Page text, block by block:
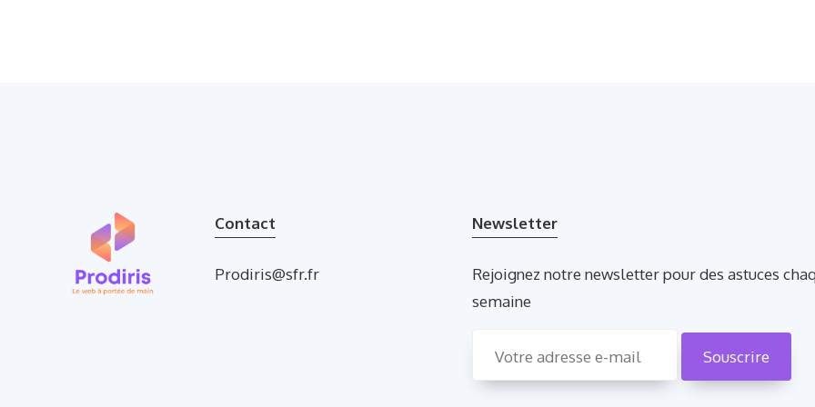
Contact
Prodiris@sfr.fr
Newsletter
Rejoignez notre newsletter pour des astuces
semaine